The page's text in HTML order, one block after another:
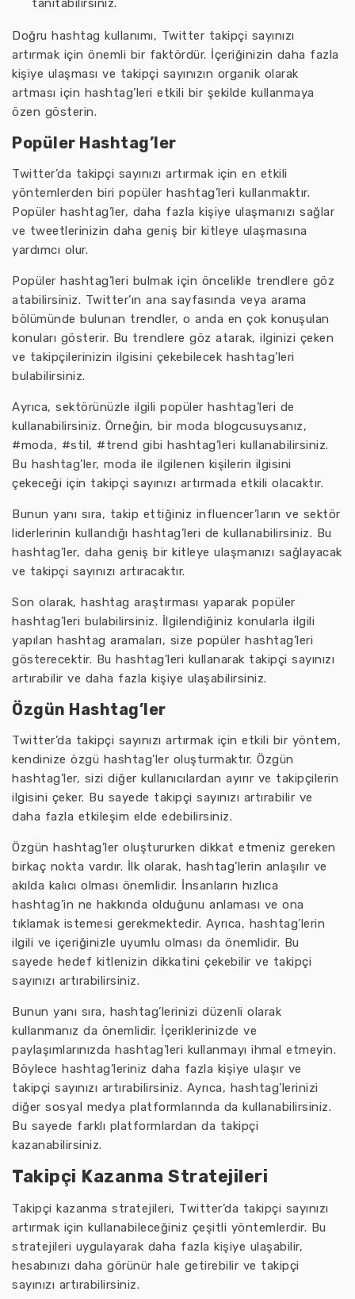
tanıtabilirsiniz.
Doğru hashtag kullanımı, Twitter takipçi sayınızı
artırmak için önemli bir faktördür. İçeriğinizin daha fazla
kişiye ulaşması ve takipçi sayınızın organik olarak
artması için hashtag’leri etkili bir şekilde kullanmaya
özen gösterin.
Popüler Hashtag’ler
Twitter’da takipçi sayınızı artırmak için en etkili
yöntemlerden biri popüler hashtag’leri kullanmaktır.
Popüler hashtag’ler, daha fazla kişiye ulaşmanızı sağlar
ve tweetlerinizin daha geniş bir kitleye ulaşmasına
yardımcı olur.
Popüler hashtag’leri bulmak için öncelikle trendlere göz
atabilirsiniz. Twitter’ın ana sayfasında veya arama
bölümünde bulunan trendler, o anda en çok konuşulan
konuları gösterir. Bu trendlere göz atarak, ilginizi çeken
ve takipçilerinizin ilgisini çekebilecek hashtag’leri
bulabilirsiniz.
Ayrıca, sektörünüzle ilgili popüler hashtag’leri de
kullanabilirsiniz. Örneğin, bir moda blogcusuysanız,
#moda, #stil, #trend gibi hashtag’leri kullanabilirsiniz.
Bu hashtag’ler, moda ile ilgilenen kişilerin ilgisini
çekeceği için takipçi sayınızı artırmada etkili olacaktır.
Bunun yanı sıra, takip ettiğiniz influencer’ların ve sektör
liderlerinin kullandığı hashtag’leri de kullanabilirsiniz. Bu
hashtag’ler, daha geniş bir kitleye ulaşmanızı sağlayacak
ve takipçi sayınızı artıracaktır.
Son olarak, hashtag araştırması yaparak popüler
hashtag’leri bulabilirsiniz. İlgilendiğiniz konularla ilgili
yapılan hashtag aramaları, size popüler hashtag’leri
gösterecektir. Bu hashtag’leri kullanarak takipçi sayınızı
artırabilir ve daha fazla kişiye ulaşabilirsiniz.
Özgün Hashtag’ler
Twitter’da takipçi sayınızı artırmak için etkili bir yöntem,
kendinize özgü hashtag’ler oluşturmaktır. Özgün
hashtag’ler, sizi diğer kullanıcılardan ayırır ve takipçilerin
ilgisini çeker. Bu sayede takipçi sayınızı artırabilir ve
daha fazla etkileşim elde edebilirsiniz.
Özgün hashtag’ler oluştururken dikkat etmeniz gereken
birkaç nokta vardır. İlk olarak, hashtag’lerin anlaşılır ve
akılda kalıcı olması önemlidir. İnsanların hızlıca
hashtag’in ne hakkında olduğunu anlaması ve ona
tıklamak istemesi gerekmektedir. Ayrıca, hashtag’lerin
ilgili ve içeriğinizle uyumlu olması da önemlidir. Bu
sayede hedef kitlenizin dikkatini çekebilir ve takipçi
sayınızı artırabilirsiniz.
Bunun yanı sıra, hashtag’lerinizi düzenli olarak
kullanmanız da önemlidir. İçeriklerinizde ve
paylaşımlarınızda hashtag’leri kullanmayı ihmal etmeyin.
Böylece hashtag’leriniz daha fazla kişiye ulaşır ve
takipçi sayınızı artırabilirsiniz. Ayrıca, hashtag’lerinizi
diğer sosyal medya platformlarında da kullanabilirsiniz.
Bu sayede farklı platformlardan da takipçi
kazanabilirsiniz.
Takipçi Kazanma Stratejileri
Takipçi kazanma stratejileri, Twitter’da takipçi sayınızı
artırmak için kullanabileceğiniz çeşitli yöntemlerdir. Bu
stratejileri uygulayarak daha fazla kişiye ulaşabilir,
hesabınızı daha görünür hale getirebilir ve takipçi
sayınızı artırabilirsiniz.